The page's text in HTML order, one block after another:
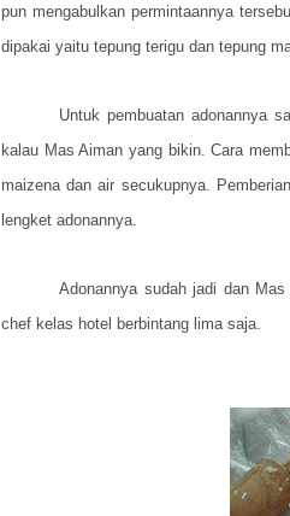
pun mengabulkan permintaannya
dipakai yaitu tepung terigu dan tepung
Untuk pembuatan adonannya
kalau Mas Aiman yang bikin. Cara
maizena dan air secukupnya.
lengket adonannya.
Adonannya sudah jadi dan
chef kelas hotel berbintang lima saja.